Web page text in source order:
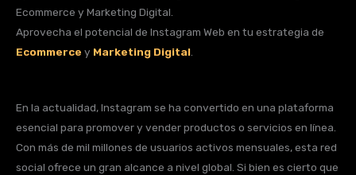
Ecommerce y Marketing Digital.
Aprovecha el potencial de Instagram Web en tu estrategia de
Ecommerce y Marketing Digital.
En la actualidad, Instagram se ha convertido en una plataforma
esencial para promover y vender productos o servicios en línea.
Con más de mil millones de usuarios activos mensuales, esta red
social ofrece un gran alcance a nivel global. Si bien es cierto que